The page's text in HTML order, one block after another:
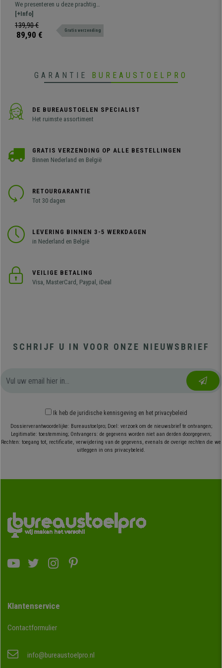
Lendensteun, Zwart Metalen
Onderstel, Blauw
We presenteren u deze prachtig
vormgegeven bureaustoel,
verkrijgbaar in verschillende
kleuren en met mesh rugleuning en
[+Info]
139,90 €
89,90 € Gratis verzending
GARANTIE BUREAUSTOELPRO
DE BUREAUSTOELEN SPECIALIST
Het ruimste assortiment
GRATIS VERZENDING OP ALLE BESTELLINGEN
Binnen Nederland en België
RETOURGARANTIE
Tot 30 dagen
LEVERING BINNEN 3-5 WERKDAGEN
in Nederland en België
VEILIGE BETALING
Visa, MasterCard, Paypal, iDeal
SCHRIJF U IN VOOR ONZE NIEUWSBRIEF
Ik heb de juridische kennisgeving en het privacybeleid
Dossierverantwoordelijke: Bureaustoelpro; Doel: verzoek om de nieuwsbrief te ontvangen;
Legitimatie: toestemming; Ontvangers: de gegevens worden niet aan derden doorgegeven;
Rechten: toegang tot, rectificatie, verwijdering van de gegevens, evenals de overige rechten die we
uitleggen in ons privacybeleid.
Klantenservice
Contactformulier
info@bureaustoelpro.nl